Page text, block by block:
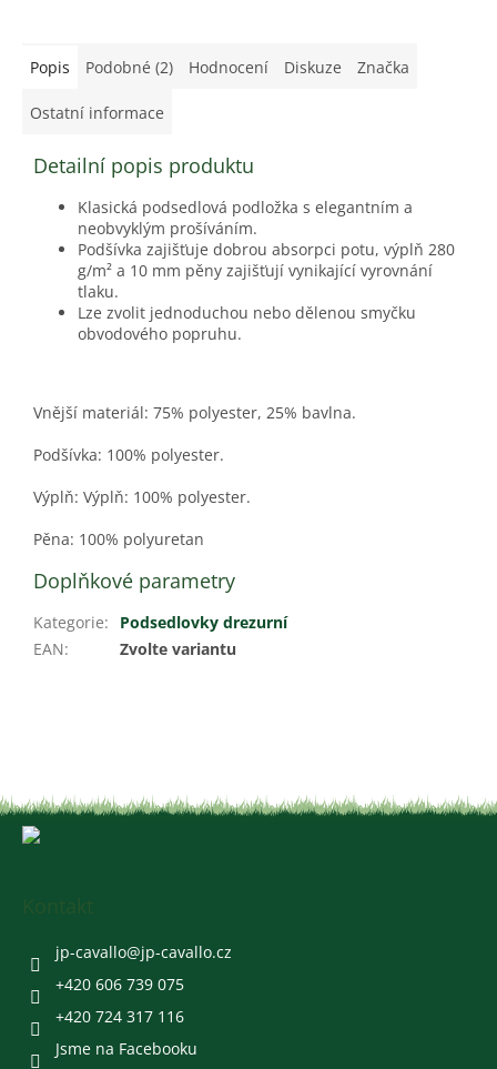
Popis Podobné (2) Hodnocení Diskuze Značka
Ostatní informace
Detailní popis produktu
Klasická podsedlová podložka s elegantním a
neobvyklým prošíváním.
Podšívka zajišťuje dobrou absorpci potu, výplň 280
g/m² a 10 mm pěny zajišťují vynikající vyrovnání
tlaku.
Lze zvolit jednoduchou nebo dělenou smyčku
obvodového popruhu.
Vnější materiál: 75% polyester, 25% bavlna.
Podšívka: 100% polyester.
Výplň: Výplň: 100% polyester.
Pěna: 100% polyuretan
Doplňkové parametry
Kategorie:
Podsedlovky drezurní
EAN: Zvolte variantu
jp-cavallo@jp-cavallo.cz
+420 606 739 075
+420 724 317 116
Jsme na Facebooku